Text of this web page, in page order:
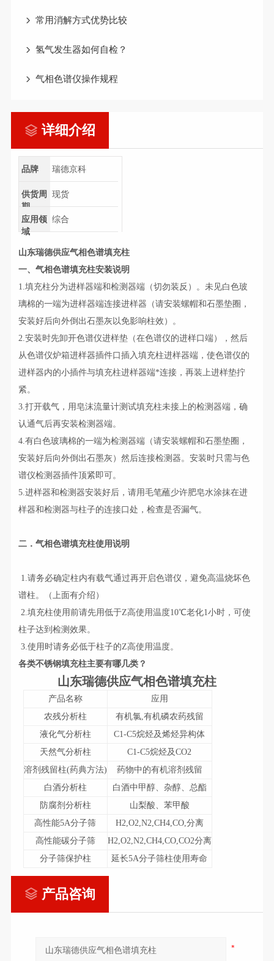
常用消解方式优势比较
氢气发生器如何自检？
气相色谱仪操作规程
详细介绍
品牌 瑞德京科
供货周
期
现货
应用领
域
综合
山东瑞德供应气相色谱填充柱
一、气相色谱填充柱安装说明
1.填充柱分为进样器端和检测器端（切勿装反）。未见白色玻
璃棉的一端为进样器端连接进样器（请安装螺帽和石墨垫圈，
安装好后向外倒出石墨灰以免影响柱效）。
2.安装时先卸开色谱仪进样垫（在色谱仪的进样口端），然后
从色谱仪炉箱进样器插件口插入填充柱进样器端，使色谱仪的
进样器内的小插件与填充柱进样器端*连接，再装上进样垫拧
紧。
3.打开载气，用皂沫流量计测试填充柱未接上的检测器端，确
认通气后再安装检测器端。
4.有白色玻璃棉的一端为检测器端（请安装螺帽和石墨垫圈，
安装好后向外倒出石墨灰）然后连接检测器。安装时只需与色
谱仪检测器插件顶紧即可。
5.进样器和检测器安装好后，请用毛笔蘸少许肥皂水涂抹在进
样器和检测器与柱子的连接口处，检查是否漏气。
二．气相色谱填充柱使用说明
1.请务必确定柱内有载气通过再开启色谱仪，避免高温烧坏色
谱柱。（上面有介绍）
2.填充柱使用前请先用低于Z高使用温度10℃老化1小时，可使
柱子达到检测效果。
3.使用时请务必低于柱子的Z高使用温度。
各类不锈钢填充柱主要有哪几类？
山东瑞德供应气相色谱填充柱
产品名称
应用
农残分析柱
有机氯,有机磷农药残留
液化气分析柱
C1-C5烷烃及烯烃异构体
天然气分析柱
C1-C5烷烃及CO2
溶剂残留柱(药典方法)
药物中的有机溶剂残留
白酒分析柱
白酒中甲醇、杂醇、总酯
防腐剂分析柱
山梨酸、苯甲酸
高性能5A分子筛
H2,O2,N2,CH4,CO,分离
高性能碳分子筛
H2,O2,N2,CH4,CO,CO2分离
分子筛保护柱
延长5A分子筛柱使用寿命
产品咨询